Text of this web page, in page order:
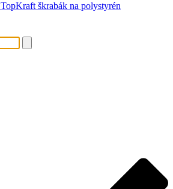
TopKraft škrabák na polystyrén